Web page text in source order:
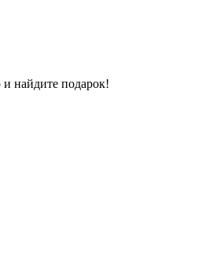
найдите подарок!